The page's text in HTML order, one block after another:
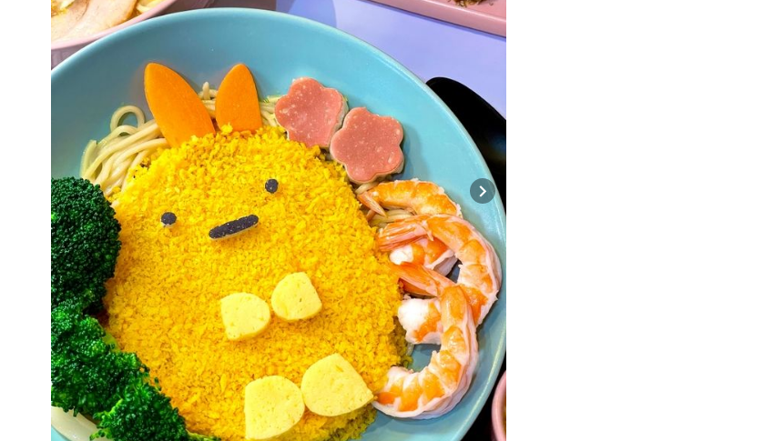
Next slide